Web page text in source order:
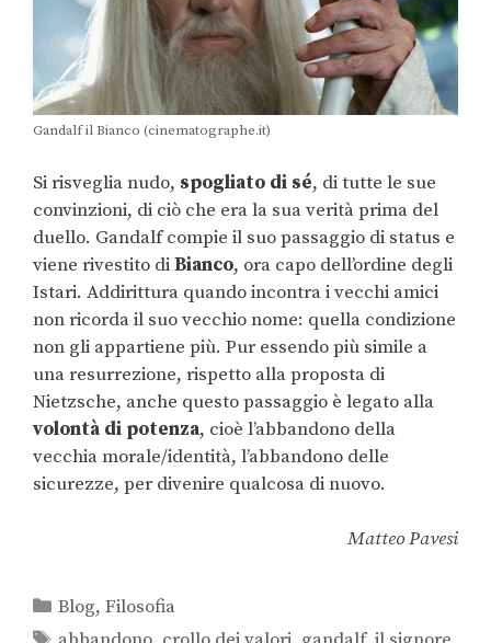
Gandalf il Bianco (cinematographe.it)
Si risveglia nudo, spogliato di sé, di tutte le sue
convinzioni, di ciò che era la sua verità prima del
duello. Gandalf compie il suo passaggio di status e
viene rivestito diBianco, ora capo dell’ordine degli
Istari. Addirittura quando incontra i vecchi amici
non ricorda il suo vecchio nome: quella condizione
non gli appartiene più. Pur essendo più simile a
una resurrezione, rispetto alla proposta di
Nietzsche, anche questo passaggio è legato alla
volontà di potenza, cioè l’abbandono della
vecchia morale/identità, l’abbandono delle
sicurezze, per divenire qualcosa di nuovo.
Matteo Pavesi
Blog,Filosofia